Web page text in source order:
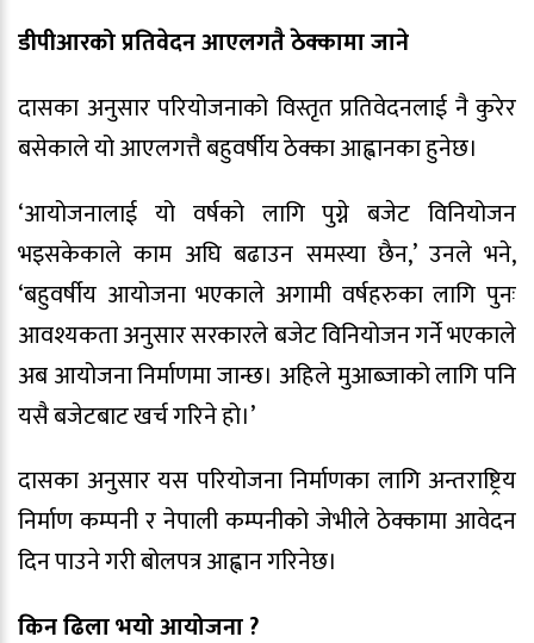
डीपीआरको प्रतिवेदन आएलगतै ठेक्कामा जाने
दासका अनुसार परियोजनाको विस्तृत प्रतिवेदनलाई नै कुरेर
बसेकाले यो आएलगत्तै बहुवर्षीय ठेक्का आह्वानका हुनेछ।
‘आयोजनालाई यो वर्षको लागि पुग्ने बजेट विनियोजन
भइसकेकाले काम अघि बढाउन समस्या छैन,’ उनले भने,
‘बहुवर्षीय आयोजना भएकाले अगामी वर्षहरुका लागि पुनः
आवश्यकता अनुसार सरकारले बजेट विनियोजन गर्ने भएकाले
अब आयोजना निर्माणमा जान्छ। अहिले मुआब्जाको लागि पनि
यसै बजेटबाट खर्च गरिने हो।’
दासका अनुसार यस परियोजना निर्माणका लागि अन्तराष्ट्रिय
निर्माण कम्पनी र नेपाली कम्पनीको जेभीले ठेक्कामा आवेदन
दिन पाउने गरी बोलपत्र आह्वान गरिनेछ।
किन ढिला भयो आयोजना ?